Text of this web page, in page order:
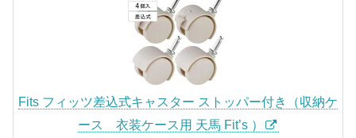
Fits フィッツ差込式キャスター ストッパー付き（収納ケ
ース 衣装ケース用 天馬 Fit’s ）